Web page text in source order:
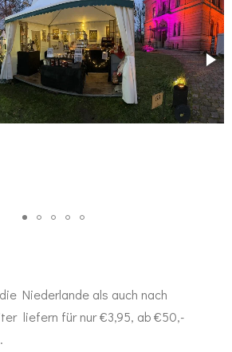
Niederlande als auch nach
liefern für nur €3,95, ab €50,-